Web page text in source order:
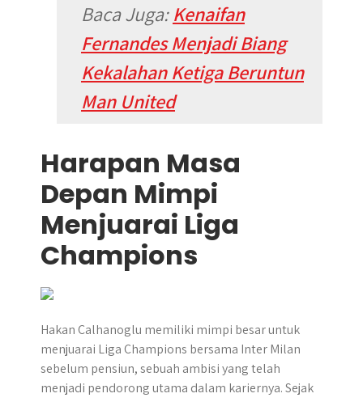
Baca Juga:Kenaifan
Fernandes Menjadi Biang
Kekalahan Ketiga Beruntun
Man United
Harapan Masa
Depan Mimpi
Menjuarai Liga
Champions
Hakan Calhanoglu memiliki mimpi besar untuk
menjuarai Liga Champions bersama Inter Milan
sebelum pensiun, sebuah ambisi yang telah
menjadi pendorong utama dalam kariernya. Sejak